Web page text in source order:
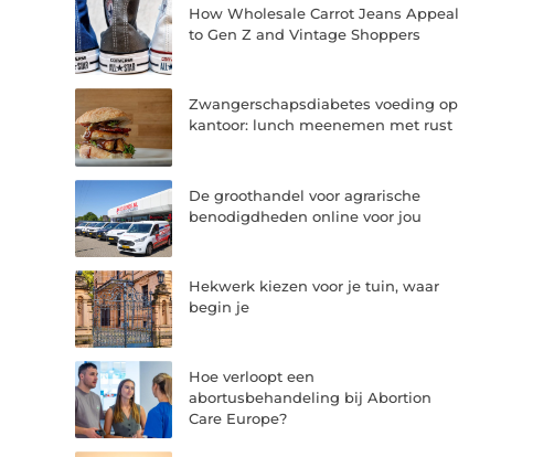
How Wholesale Carrot Jeans Appeal
to Gen Z and Vintage Shoppers
Zwangerschapsdiabetes voeding op
kantoor: lunch meenemen met rust
De groothandel voor agrarische
benodigdheden online voor jou
Hekwerk kiezen voor je tuin, waar
begin je
Hoe verloopt een
abortusbehandeling bij Abortion
Care Europe?